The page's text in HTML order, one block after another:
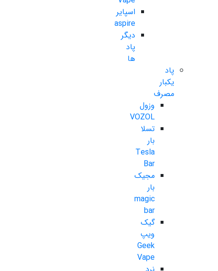
اسپایر
aspire
دیگر
پاد
ها
پاد
یکبار
مصرف
وزول
VOZOL
تسلا
بار
Tesla
Bar
مجیک
بار
magic
bar
گیک
ویپ
Geek
Vape